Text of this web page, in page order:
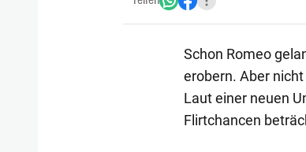
Schon Romeo
erobern. Aber
Laut einer neuen
Flirtchancen